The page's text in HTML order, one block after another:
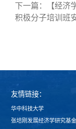
下一篇：
【经
积极分子培训班
友情链接：
华中科技大学
张培刚发展经济学研究基